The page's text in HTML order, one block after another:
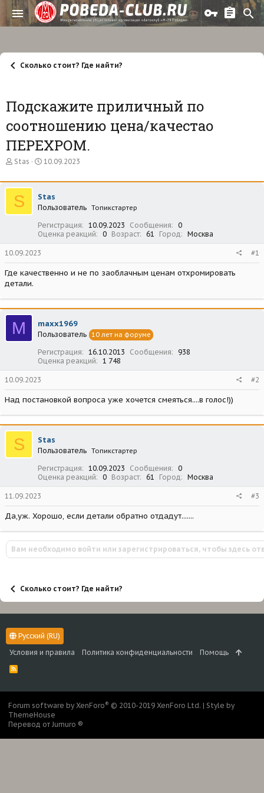
Сколько стоит? Где найти?
Подскажите приличный по
соотношению цена/качестао
ПЕРЕХРОМ.
А
т
о
р
т
Stas
Д
т
н
а
а
л
а
10.09.2023
S Stas
Пользователь Топикстартер
Регистрация 10.09.2023 Сообщения
0
Оценка реакций
0 Возраст 61 Город Москва
10.09.2023 #1
Где качественно и не по заоблачным ценам отхромировать
детали.
M maxx1969
Пользователь 10 лет на форуме
Регистрация 16.10.2013 Сообщения
938
Оценка реакций
1 748
10.09.2023 #2
Над постановкой вопроса уже хочется смеяться....в голос!))
S Stas
Пользователь Топикстартер
Регистрация 10.09.2023 Сообщения
0
Оценка реакций
0 Возраст 61 Город Москва
11.09.2023 #3
Да,уж. Хорошо, если детали обратно отдадут.......
Вам необходимо войти или зарегистрироваться, чтобы здесь
Сколько стоит? Где найти?
Русский (RU)
Условия и правила
Политика конфиденциальности Помощь
R
Forum software by XenForo® © 2010-2019 XenForo Ltd. | Style by
ThemeHouse
Перевод от Jumuro ®